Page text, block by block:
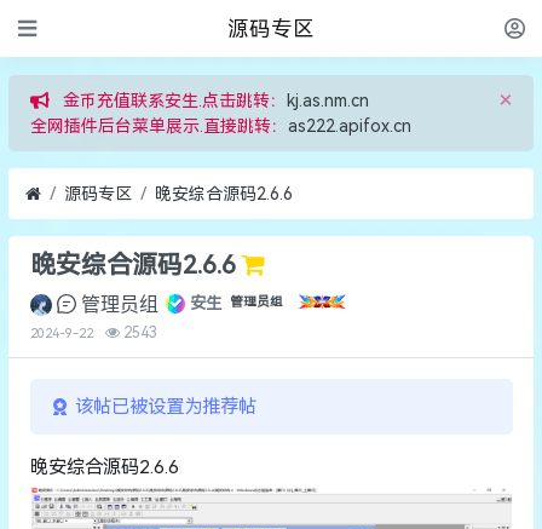
源码专区
金币充值联系安生.点击跳转：
kj.as.nm.cn
全网插件后台菜单展示.直接跳转： as222.apifox.cn
×
源码专区 晚安综合源码2.6.6
晚安综合源码2.6.6
管理员组 安生 管理员组
2024-9-22 2543
该帖已被设置为推荐帖
晚安综合源码2.6.6